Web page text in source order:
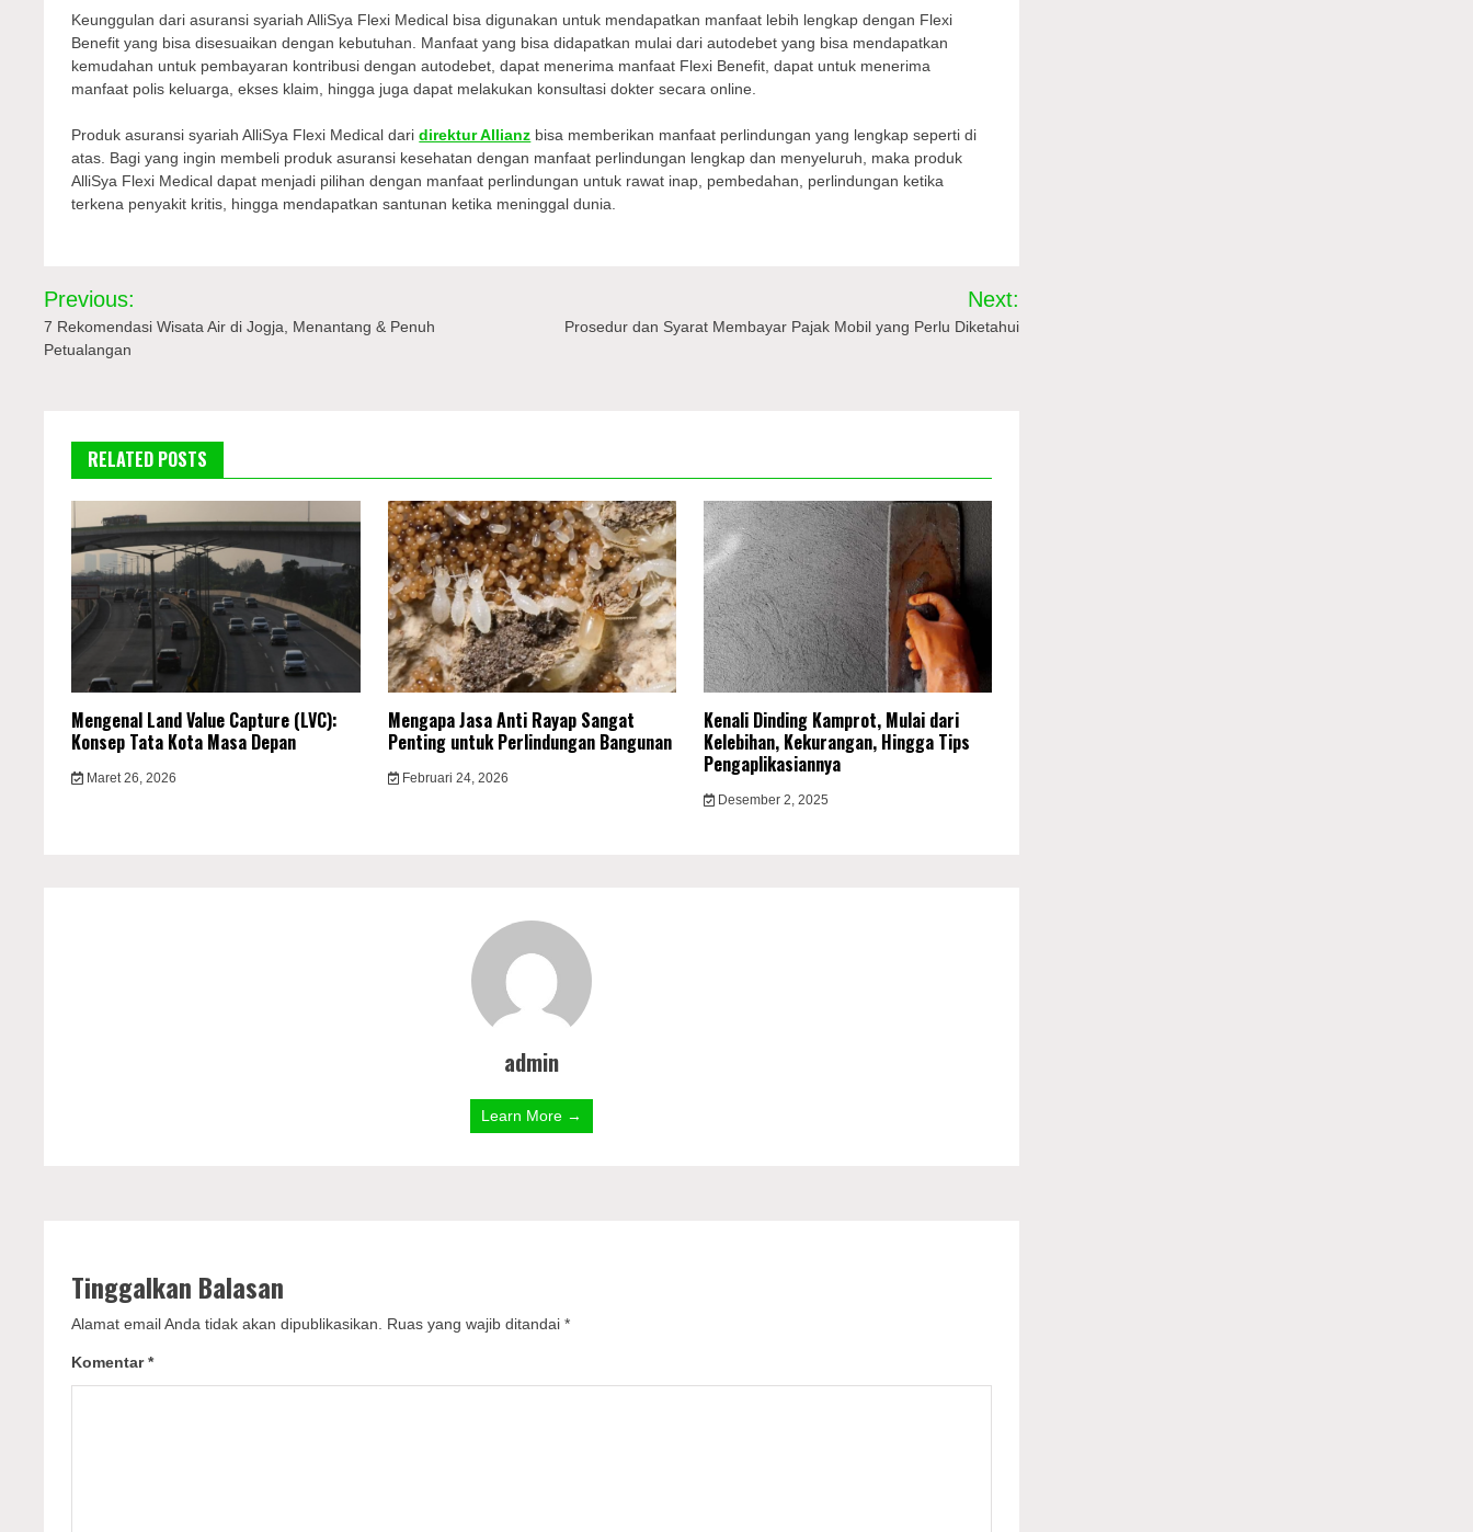
Keunggulan dari asuransi syariah AlliSya Flexi Medical bisa digunakan untuk mendapatkan manfaat lebih lengkap dengan Flexi
Benefit yang bisa disesuaikan dengan kebutuhan. Manfaat yang bisa didapatkan mulai dari autodebet yang bisa mendapatkan
kemudahan untuk pembayaran kontribusi dengan autodebet, dapat menerima manfaat Flexi Benefit, dapat untuk menerima
manfaat polis keluarga, ekses klaim, hingga juga dapat melakukan konsultasi dokter secara online.
Produk asuransi syariah AlliSya Flexi Medical daridirektur Allianz bisa memberikan manfaat perlindungan yang lengkap seperti di
atas. Bagi yang ingin membeli produk asuransi kesehatan dengan manfaat perlindungan lengkap dan menyeluruh, maka produk
AlliSya Flexi Medical dapat menjadi pilihan dengan manfaat perlindungan untuk rawat inap, pembedahan, perlindungan ketika
terkena penyakit kritis, hingga mendapatkan santunan ketika meninggal dunia.
Navigasi
pos
Previous:
7 Rekomendasi Wisata Air di Jogja, Menantang & Penuh
Petualangan
Next:
Prosedur dan Syarat Membayar Pajak Mobil yang Perlu Diketahui
RELATED POSTS
Mengenal Land Value Capture (LVC):
Konsep Tata Kota Masa Depan
Maret 26, 2026
Mengapa Jasa Anti Rayap Sangat
Penting untuk Perlindungan Bangunan
Februari 24, 2026
Kenali Dinding Kamprot, Mulai dari
Kelebihan, Kekurangan, Hingga Tips
Pengaplikasiannya
Desember 2, 2025
admin
Learn More →
Tinggalkan Balasan
Alamat email Anda tidak akan dipublikasikan. Ruas yang wajib ditandai*
Komentar*